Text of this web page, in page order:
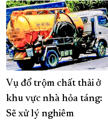
Vụ đổ trộm chất thải ở
khu vực nhà hỏa táng:
Sẽ xử lý nghiêm